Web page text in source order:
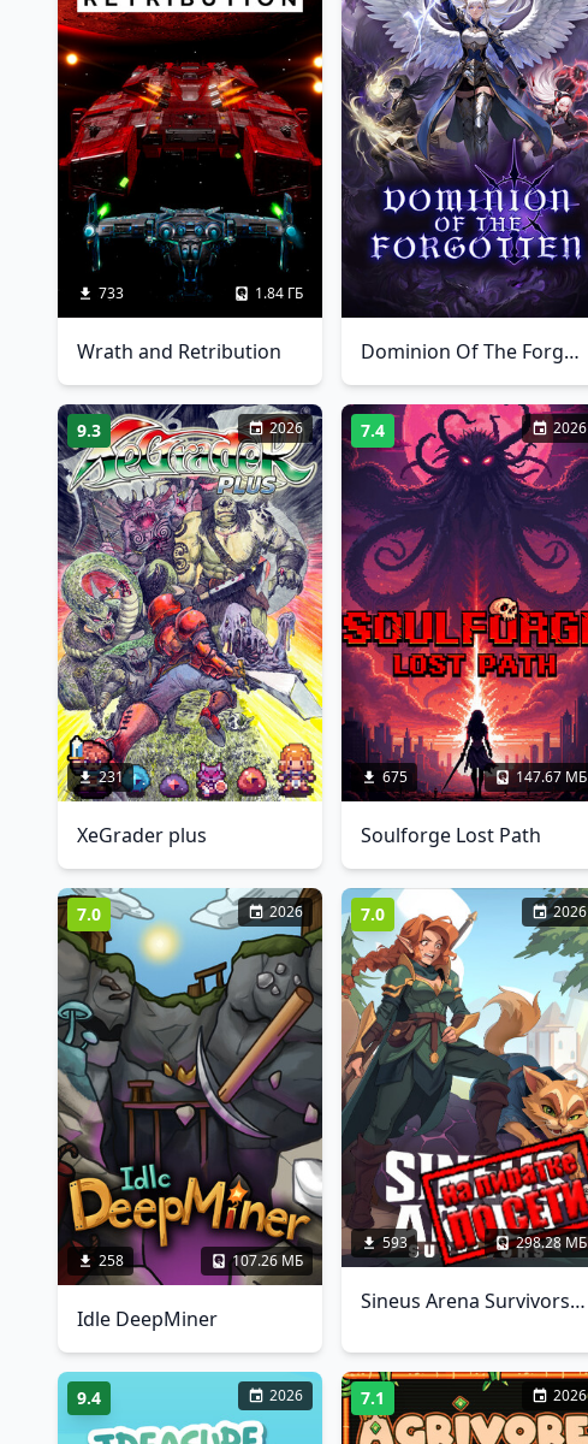
733 1.84 ГБ
Wrath and Retribution Dominion Of The Forgotten
9.3 2026
231
XeGrader plus
7.4 2026
675 147.67 МБ
Soulforge Lost Path
7.0 2026
258 107.26 МБ
Idle DeepMiner
7.0 2026
593 298.28 МБ
Sineus Arena Survivors по сети
9.4 2026 7.1 2026